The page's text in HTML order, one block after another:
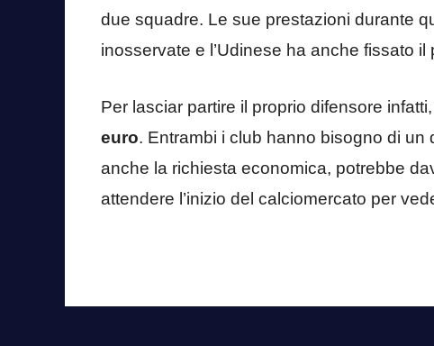
due squadre. Le sue prestazioni durante
inosservate e l’Udinese ha anche fissato il
Per lasciar partire il proprio difensore
euro. Entrambi i club hanno bisogno di
anche la richiesta economica, potrebbe
attendere l’inizio del calciomercato per